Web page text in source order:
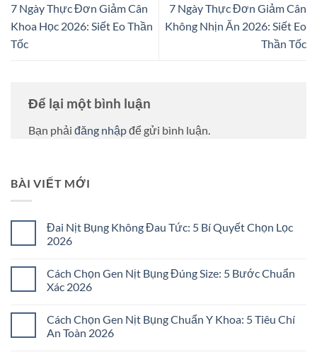
7 Ngày Thực Đơn Giảm Cân
Khoa Học 2026: Siết Eo Thần
Tốc
7 Ngày Thực Đơn Giảm Cân
Không Nhịn Ăn 2026: Siết Eo
Thần Tốc
Để lại một bình luận
Bạn phải đăng nhậpđể gửi bình luận.
BÀI VIẾT MỚI
Đai Nịt Bụng Không Đau Tức: 5 Bí Quyết Chọn Lọc
2026
bình
luận
ở
Bụng
Không
Đau
Cách Chọn Gen Nịt Bụng Đúng Size: 5 Bước Chuẩn
Xác 2026
bình
luận
ở
Cách Chọn Gen Nịt Bụng Chuẩn Y Khoa: 5 Tiêu Chí
An Toàn 2026